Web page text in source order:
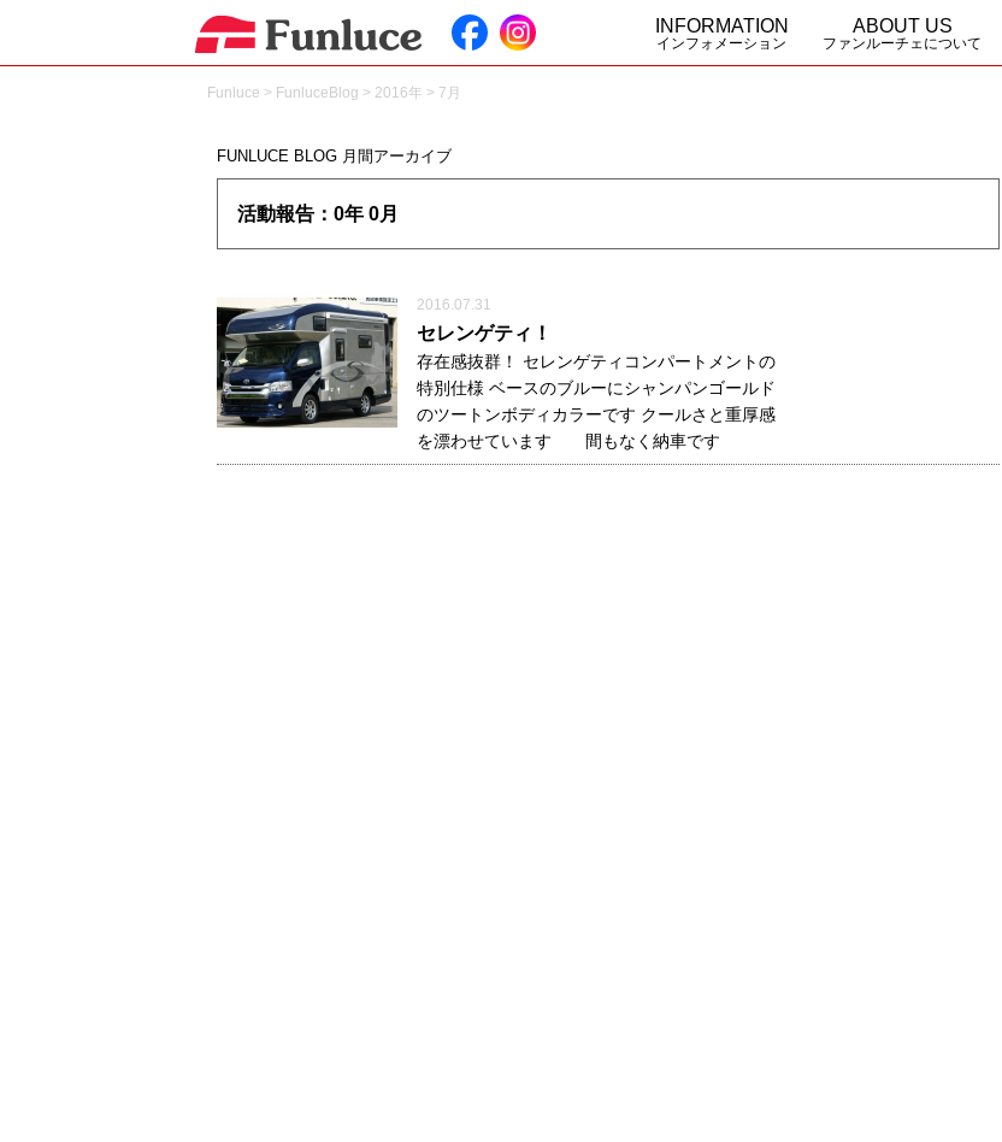
INFORMATION
インフォメーション
ABOUT US
ファンルーチェについて
Funluce > FunluceBlog > 2016年 > 7月
FUNLUCE BLOG 月間アーカイブ
活動報告：0年 0月
2016.07.31
セレンゲティ！
存在感抜群！ セレンゲティコンパートメントの
特別仕様 ベースのブルーにシャンパンゴールド
のツートンボディカラーです クールさと重厚感
を漂わせています 間もなく納車です